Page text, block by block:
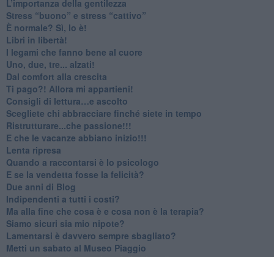
​L’importanza della gentilezza
​Stress “buono” e stress “cattivo”
​È normale? Sì, lo è!
​Libri in libertà!
​I legami che fanno bene al cuore
Uno, due, tre... alzati!​
​Dal comfort alla crescita
​Ti pago?! Allora mi appartieni!​
​Consigli di lettura…e ascolto
​Scegliete chi abbracciare finché siete in tempo
​Ristrutturare...che passione!!!
​E che le vacanze abbiano inizio!!!
​Lenta ripresa
​Quando a raccontarsi è lo psicologo
​E se la vendetta fosse la felicità?
​Due anni di Blog
​Indipendenti a tutti i costi?
​Ma alla fine che cosa è e cosa non è la terapia?
​Siamo sicuri sia mio nipote?
​Lamentarsi è davvero sempre sbagliato?
​Metti un sabato al Museo Piaggio